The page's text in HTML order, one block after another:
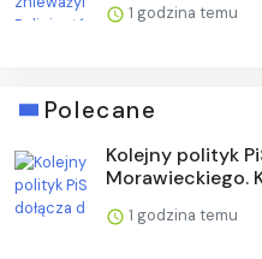
1 godzina temu
Polecane
Kolejny polityk
Morawieckiego.
1 godzina temu